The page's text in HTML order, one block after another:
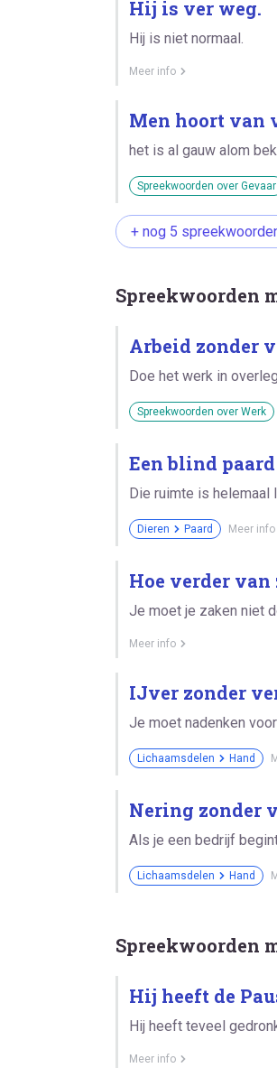
Hij is ver weg.
Hij is niet normaal.
Meer info
Men hoort van
het is al gauw alom
Spreekwoorden over Gevaar
+ nog 5
Spreekwoorden
Arbeid zonder
Doe het werk in
Spreekwoorden over Werk
Een blind
Die ruimte is helemaal
Dieren Paard Meer info
Hoe verder
Je moet je zaken niet
Meer info
IJver zonder
Je moet nadenken
Lichaamsdelen Hand
Nering zonder
Als je een bedrijf
Lichaamsdelen Hand
Spreekwoorden
Hij heeft de
Hij heeft teveel
Meer info